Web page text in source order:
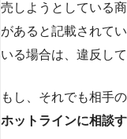
売しようとしている
があると記載されて
いる場合は、違反し
もし、それでも相手
ホットラインに相談